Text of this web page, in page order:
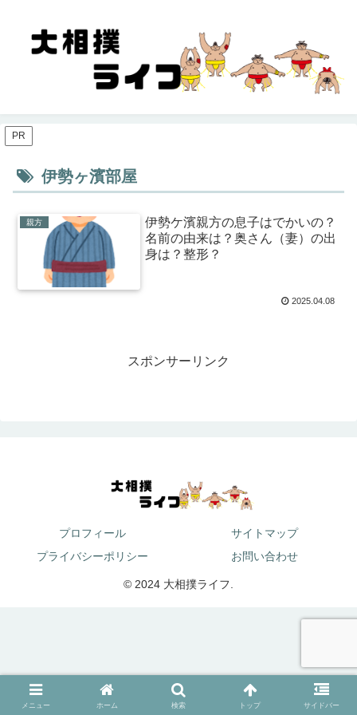
PR
伊勢ヶ濱部屋
親方
伊勢ケ濱親方の息子はでかいの？
名前の由来は？奥さん（妻）の出
身は？整形？
2025.04.08
スポンサーリンク
プロフィール
サイトマップ
プライバシーポリシー
お問い合わせ
© 2024 大相撲ライフ.
メニュー ホーム 検索 トップ サイドバー